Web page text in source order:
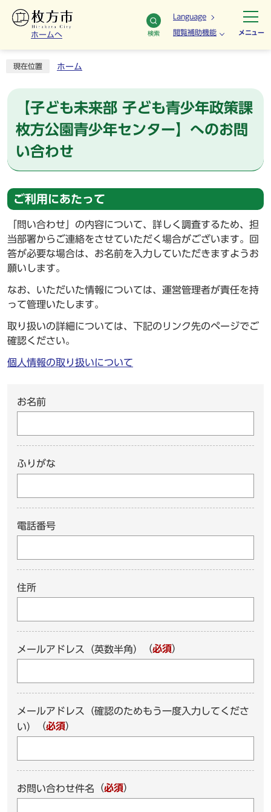
ホームへ 検索
Language
閲覧補助機能 メニュー
現在位置 ホーム
【子ども未来部 子ども青少年政策課
枚方公園青少年センター】へのお問
い合わせ
ご利用にあたって
「問い合わせ」の内容について、詳しく調査するため、担
当部署からご連絡をさせていただく場合がございます。回
答が必要な場合は、お名前を入力していただきますようお
願いします。
なお、いただいた情報については、運営管理者が責任を持
って管理いたします。
取り扱いの詳細については、下記のリンク先のページでご
確認ください。
個人情報の取り扱いについて
お名前
ふりがな
電話番号
住所
メールアドレス（英数半角） （必須）
メールアドレス（確認のためもう一度入力してくださ
い）
（必須）
お問い合わせ件名 （必須）